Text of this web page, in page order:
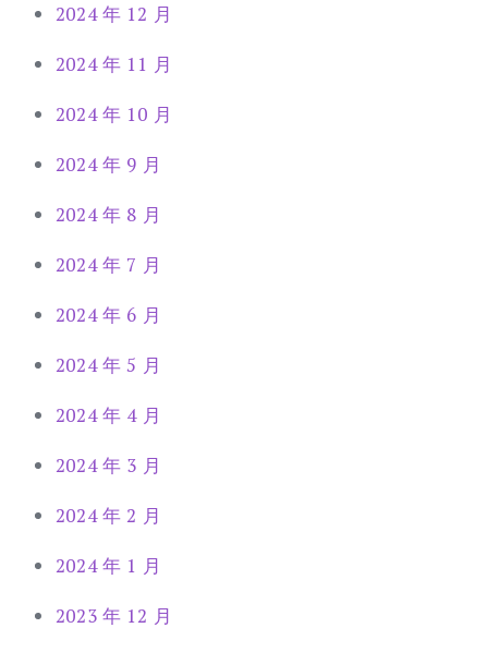
2024 年 12 月
2024 年 11 月
2024 年 10 月
2024 年 9 月
2024 年 8 月
2024 年 7 月
2024 年 6 月
2024 年 5 月
2024 年 4 月
2024 年 3 月
2024 年 2 月
2024 年 1 月
2023 年 12 月